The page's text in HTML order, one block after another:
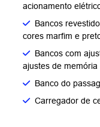
acionamento
Bancos
cores marfim e
Bancos com
ajustes de
Banco do
Carregador de